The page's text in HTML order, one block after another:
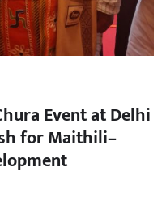
Event at Delhi
for Maithili–